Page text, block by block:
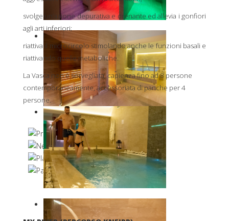
svolge un’azione depurativa e drenante ed allevia i gonfiori
agli arti inferiori;
riattiva il microcircolo stimolando anche le funzioni basali e
riattivando quelle metaboliche.
La Vasca non è sorvegliata, capienza fino ad 8 persone
contemporaneamente, accessoriata di panche per 4
persone.